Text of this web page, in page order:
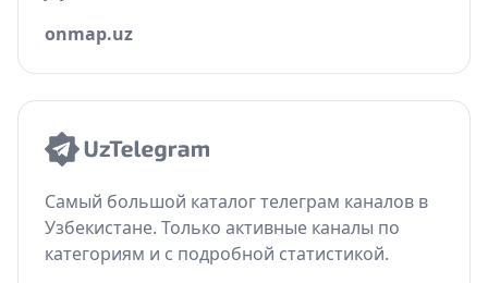
onmap.uz
Самый большой каталог телеграм каналов в
Узбекистане. Только активные каналы по
категориям и с подробной статистикой.